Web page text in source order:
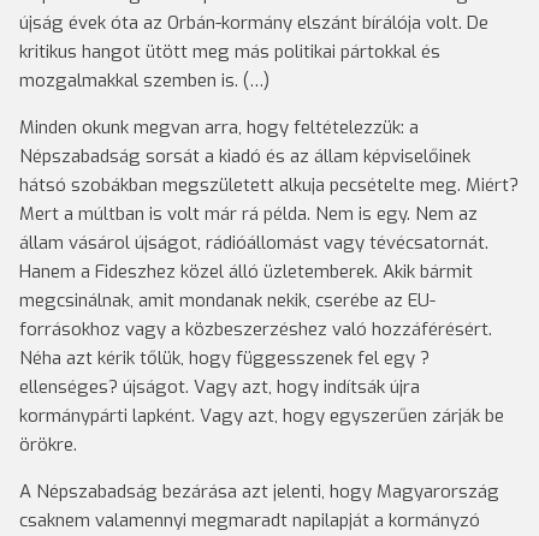
újság évek óta az Orbán-kormány elszánt bírálója volt. De
kritikus hangot ütött meg más politikai pártokkal és
mozgalmakkal szemben is. (…)
Minden okunk megvan arra, hogy feltételezzük: a
Népszabadság sorsát a kiadó és az állam képviselőinek
hátsó szobákban megszületett alkuja pecsételte meg. Miért?
Mert a múltban is volt már rá példa. Nem is egy. Nem az
állam vásárol újságot, rádióállomást vagy tévécsatornát.
Hanem a Fideszhez közel álló üzletemberek. Akik bármit
megcsinálnak, amit mondanak nekik, cserébe az EU-
forrásokhoz vagy a közbeszerzéshez való hozzáférésért.
Néha azt kérik tőlük, hogy függesszenek fel egy ?
ellenséges? újságot. Vagy azt, hogy indítsák újra
kormánypárti lapként. Vagy azt, hogy egyszerűen zárják be
örökre.
A Népszabadság bezárása azt jelenti, hogy Magyarország
csaknem valamennyi megmaradt napilapját a kormányzó